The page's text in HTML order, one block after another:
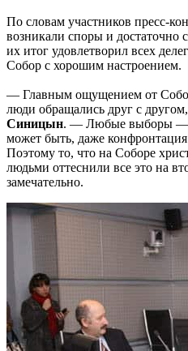
По словам участников пресс-
возникали споры и достаточно
их итог удовлетворил всех
Собор с хорошим настроением.
— Главным ощущением от
люди обращались друг с
Синицын. — Любые выборы —
может быть, даже
Поэтому то, что на Соборе
людьми оттеснили все это на
замечательно.